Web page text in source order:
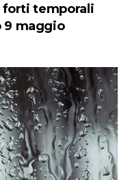
forti temporali
9 maggio